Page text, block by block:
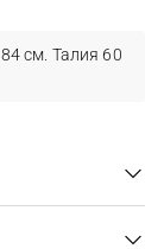
см. Талия 60